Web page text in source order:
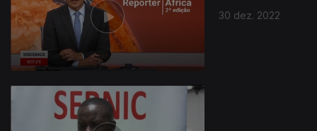
30 dez. 2022